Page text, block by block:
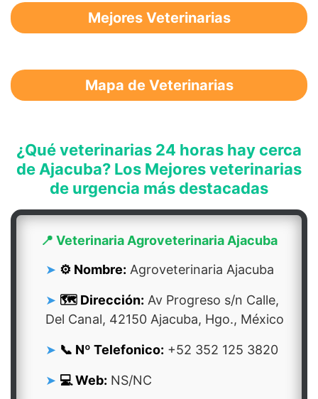
Mejores Veterinarias
Mapa de Veterinarias
¿Qué veterinarias 24 horas hay cerca
de Ajacuba? Los Mejores veterinarias
de urgencia más destacadas
📍 Veterinaria Agroveterinaria Ajacuba
⚙️ Nombre: Agroveterinaria Ajacuba
🗺️ Dirección: Av Progreso s/n Calle,
Del Canal, 42150 Ajacuba, Hgo., México
📞 Nº Telefonico: +52 352 125 3820
💻 Web: NS/NC